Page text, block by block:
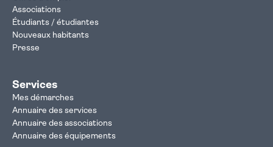
Associations
Étudiants / étudiantes
Nouveaux habitants
Presse
Services
Mes démarches
Annuaire des services
Annuaire des associations
Annuaire des équipements